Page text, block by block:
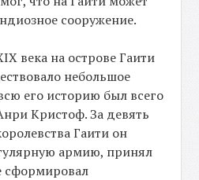
сооружение.
века на острове Гаити
небольшое
его историю был всего
Кристоф. За девять
Гаити он
армию, принял
сформировал